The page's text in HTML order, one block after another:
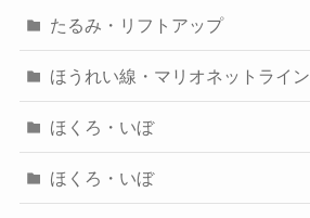
たるみ・リフトアップ
ほうれい線・マリオネットライン
ほくろ・いぼ
ほくろ・いぼ